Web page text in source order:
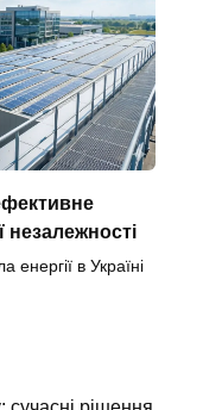
незалежності
енергії в Україні